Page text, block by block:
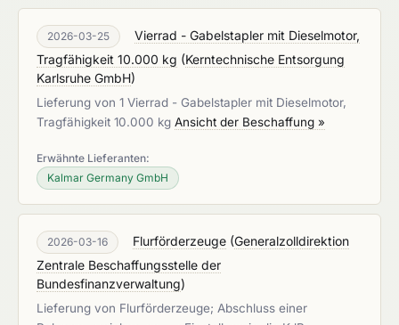
2026-03-25
Vierrad - Gabelstapler mit Dieselmotor,
Tragfähigkeit 10.000 kg (Kerntechnische Entsorgung
Karlsruhe GmbH)
Lieferung von 1 Vierrad - Gabelstapler mit Dieselmotor,
Tragfähigkeit 10.000 kg Ansicht der Beschaffung »
Erwähnte Lieferanten:
Kalmar Germany GmbH
2026-03-16 Flurförderzeuge (Generalzolldirektion
Zentrale Beschaffungsstelle der
Bundesfinanzverwaltung)
Lieferung von Flurförderzeuge; Abschluss einer